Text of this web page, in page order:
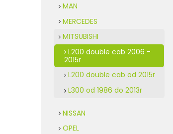
MAN
MERCEDES
MITSUBISHI
L200 double cab 2006 -
2015r
L200 double cab od 2015r
L300 od 1986 do 2013r
NISSAN
OPEL